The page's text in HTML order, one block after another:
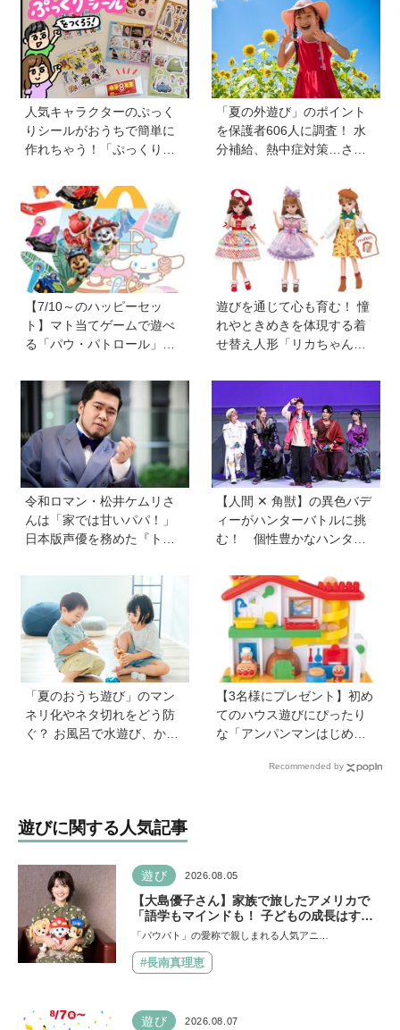
総研》
人気キャラクターのぷっく
りシールがおうちで簡単に
作れちゃう！「ぷっくりシ
りだくさんシール」で夏の
おうち遊びを楽しもう
【『小学８年生』9月号付
録】
「夏の外遊び」のポイント
を保護者606人に調査！ 水
分補給、熱中症対策…さら
イデア」も【HugKum総
研】
【7/10～のハッピーセッ
ト】マト当てゲームで遊べ
る「パウ・パトロール」＆
「シナモロール」が登場！
新しい「ほんのハッピーセ
ット」にも注目
遊びを通じて心も育む！ 憧
れやときめきを体現する着
せ替え人形「リカちゃん」
けよう
令和ロマン・松井ケムリさ
んは「家では甘いパパ！」
日本版声優を務めた『ト
ジタル機器と子どもの関わ
り方に悩むパパママに観て
ほしい。子どもが観ればお
もちゃへの気持ちが変わる
かも！？」
【人間 ✕ 角獣】の異色バデ
ィーがハンターバトルに挑
む！ 個性豊かなハンター
R.E.D.」第２弾『角醒(かく
せい)ハンターオメガホー
ン』が放送開始！
「夏のおうち遊び」のマン
ネリ化やネタ切れをどう防
ぐ？ お風呂で水遊び、かき
【3名様にプレゼント】初め
てのハウス遊びにぴったり
な「アンパンマンはじめて
と指先あそびが盛りだくさ
Recommended by
遊びに関する人気記事
遊び 2026.08.05
【大島優子さん】家族で旅したアメリカで
「語学もマインドも！ 子どもの成長はすご
かった」声優をつとめた映画『パウ・パトロ
なければ何でもできると子どもに知ってほし
い
「パウパト」の愛称で親しまれる人気アニ…
#長南真理恵
遊び 2026.08.07